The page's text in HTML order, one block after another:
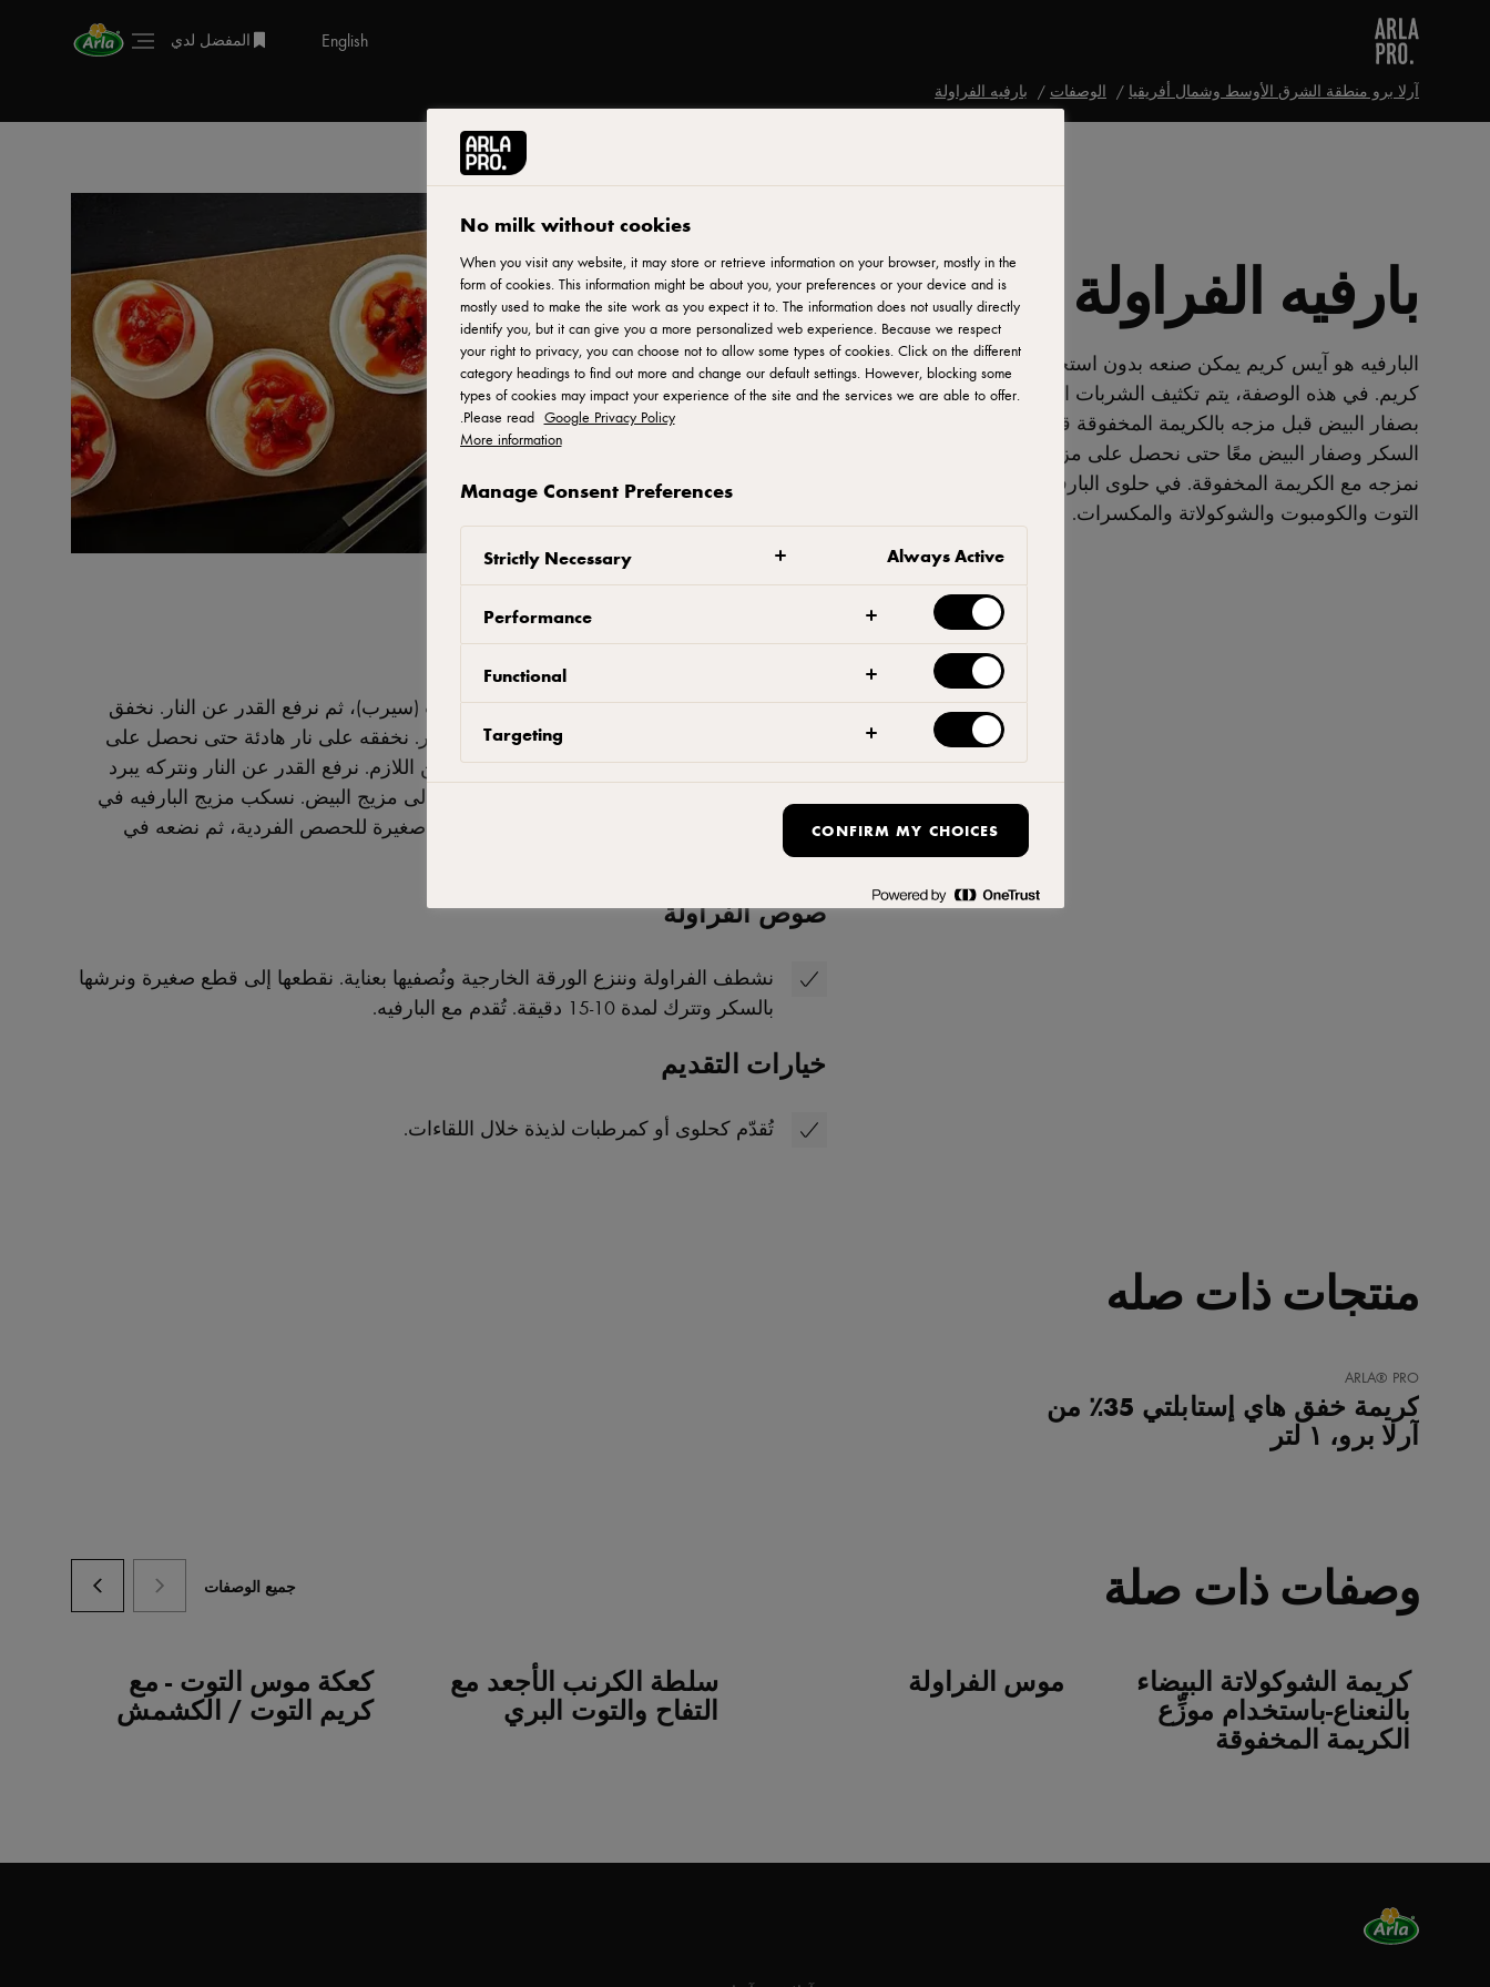
English المفضل لدي
آرلا برو منطقة الشرق الأوسط وشمال أفريقيا الوصفات بارفيه الفراولة
بارفيه الفراولة
البارفيه هو آيس كريم يمكن صنعه بدون استخدام آلة صنع الآيس
كريم. في هذه الوصفة، يتم تكثيف الشربات الساخن (السيرب)
بصفار البيض قبل مزجه بالكريمة المخفوقة قليلاً. أو يُمكن خفق
السكر وصفار البيض معًا حتى نحصل على مزيج خفيفًا وناعم ثم
نمزجه مع الكريمة المخفوقة. في حلوى البارفيه هذه، يمكن إضافة
التوت والكومبوت والشوكولاتة والمكسرات.
بارفيه
نغلي الماء والسكر حتى نحصل على شربات (سيرب)، ثم نرفع القدر عن النار. نخفق
الشربات مع صفار البيض، ثم نُعيده إلى القدر. نخفقه على نار هادئة حتى نحصل على
رغوة خفيفة، يجب ألا نقوم بتسخينها أكثر من اللازم. نرفع القدر عن النار ونتركه يبرد
قليلاً. نخفق الكريمة برفق ثم نُضيفها بهدوء إلى مزيج البيض. نسكب مزيج البارفيه في
طبق تقديم كبير أو نوزّعه في عشرة أطباق صغيرة للحصص الفردية، ثم نضعه في
صوص الفراولة
نشطف الفراولة وننزع الورقة الخارجية ونُصفيها بعناية. نقطعها إلى قطع صغيرة ونرشها
بالسكر وتترك لمدة 10-15 دقيقة. تُقدم مع البارفيه.
خيارات التقديم
تُقدّم كحلوى أو كمرطبات لذيذة خلال اللقاءات.
منتجات ذات صله
أضف
المفضلة
ARLA® PRO
كريمة خفق هاي إستابلتي 35٪ من
آرلا برو، ١ لتر
وصفات ذات صلة جميع الوصفات
كريمة الشوكولاتة البيضاء
بالنعناع-باستخدام موزِّع
الكريمة المخفوقة
موس الفراولة
سلطة الكرنب الأجعد مع
التفاح والتوت البري
كعكة موس التوت - مع
كريم التوت / الكشمش
No milk without cookies
When you visit any website, it may store or retrieve information on your browser, mostly in the
form of cookies. This information might be about you, your preferences or your device and is
mostly used to make the site work as you expect it to. The information does not usually directly
identify you, but it can give you a more personalized web experience. Because we respect
your right to privacy, you can choose not to allow some types of cookies. Click on the different
category headings to find out more and change our default settings. However, blocking some
types of cookies may impact your experience of the site and the services we are able to offer.
Please read Google Privacy Policy
.
More information
Manage Consent Preferences
Strictly Necessary Always Active
Performance
Functional
Targeting
CONFIRM MY CHOICES